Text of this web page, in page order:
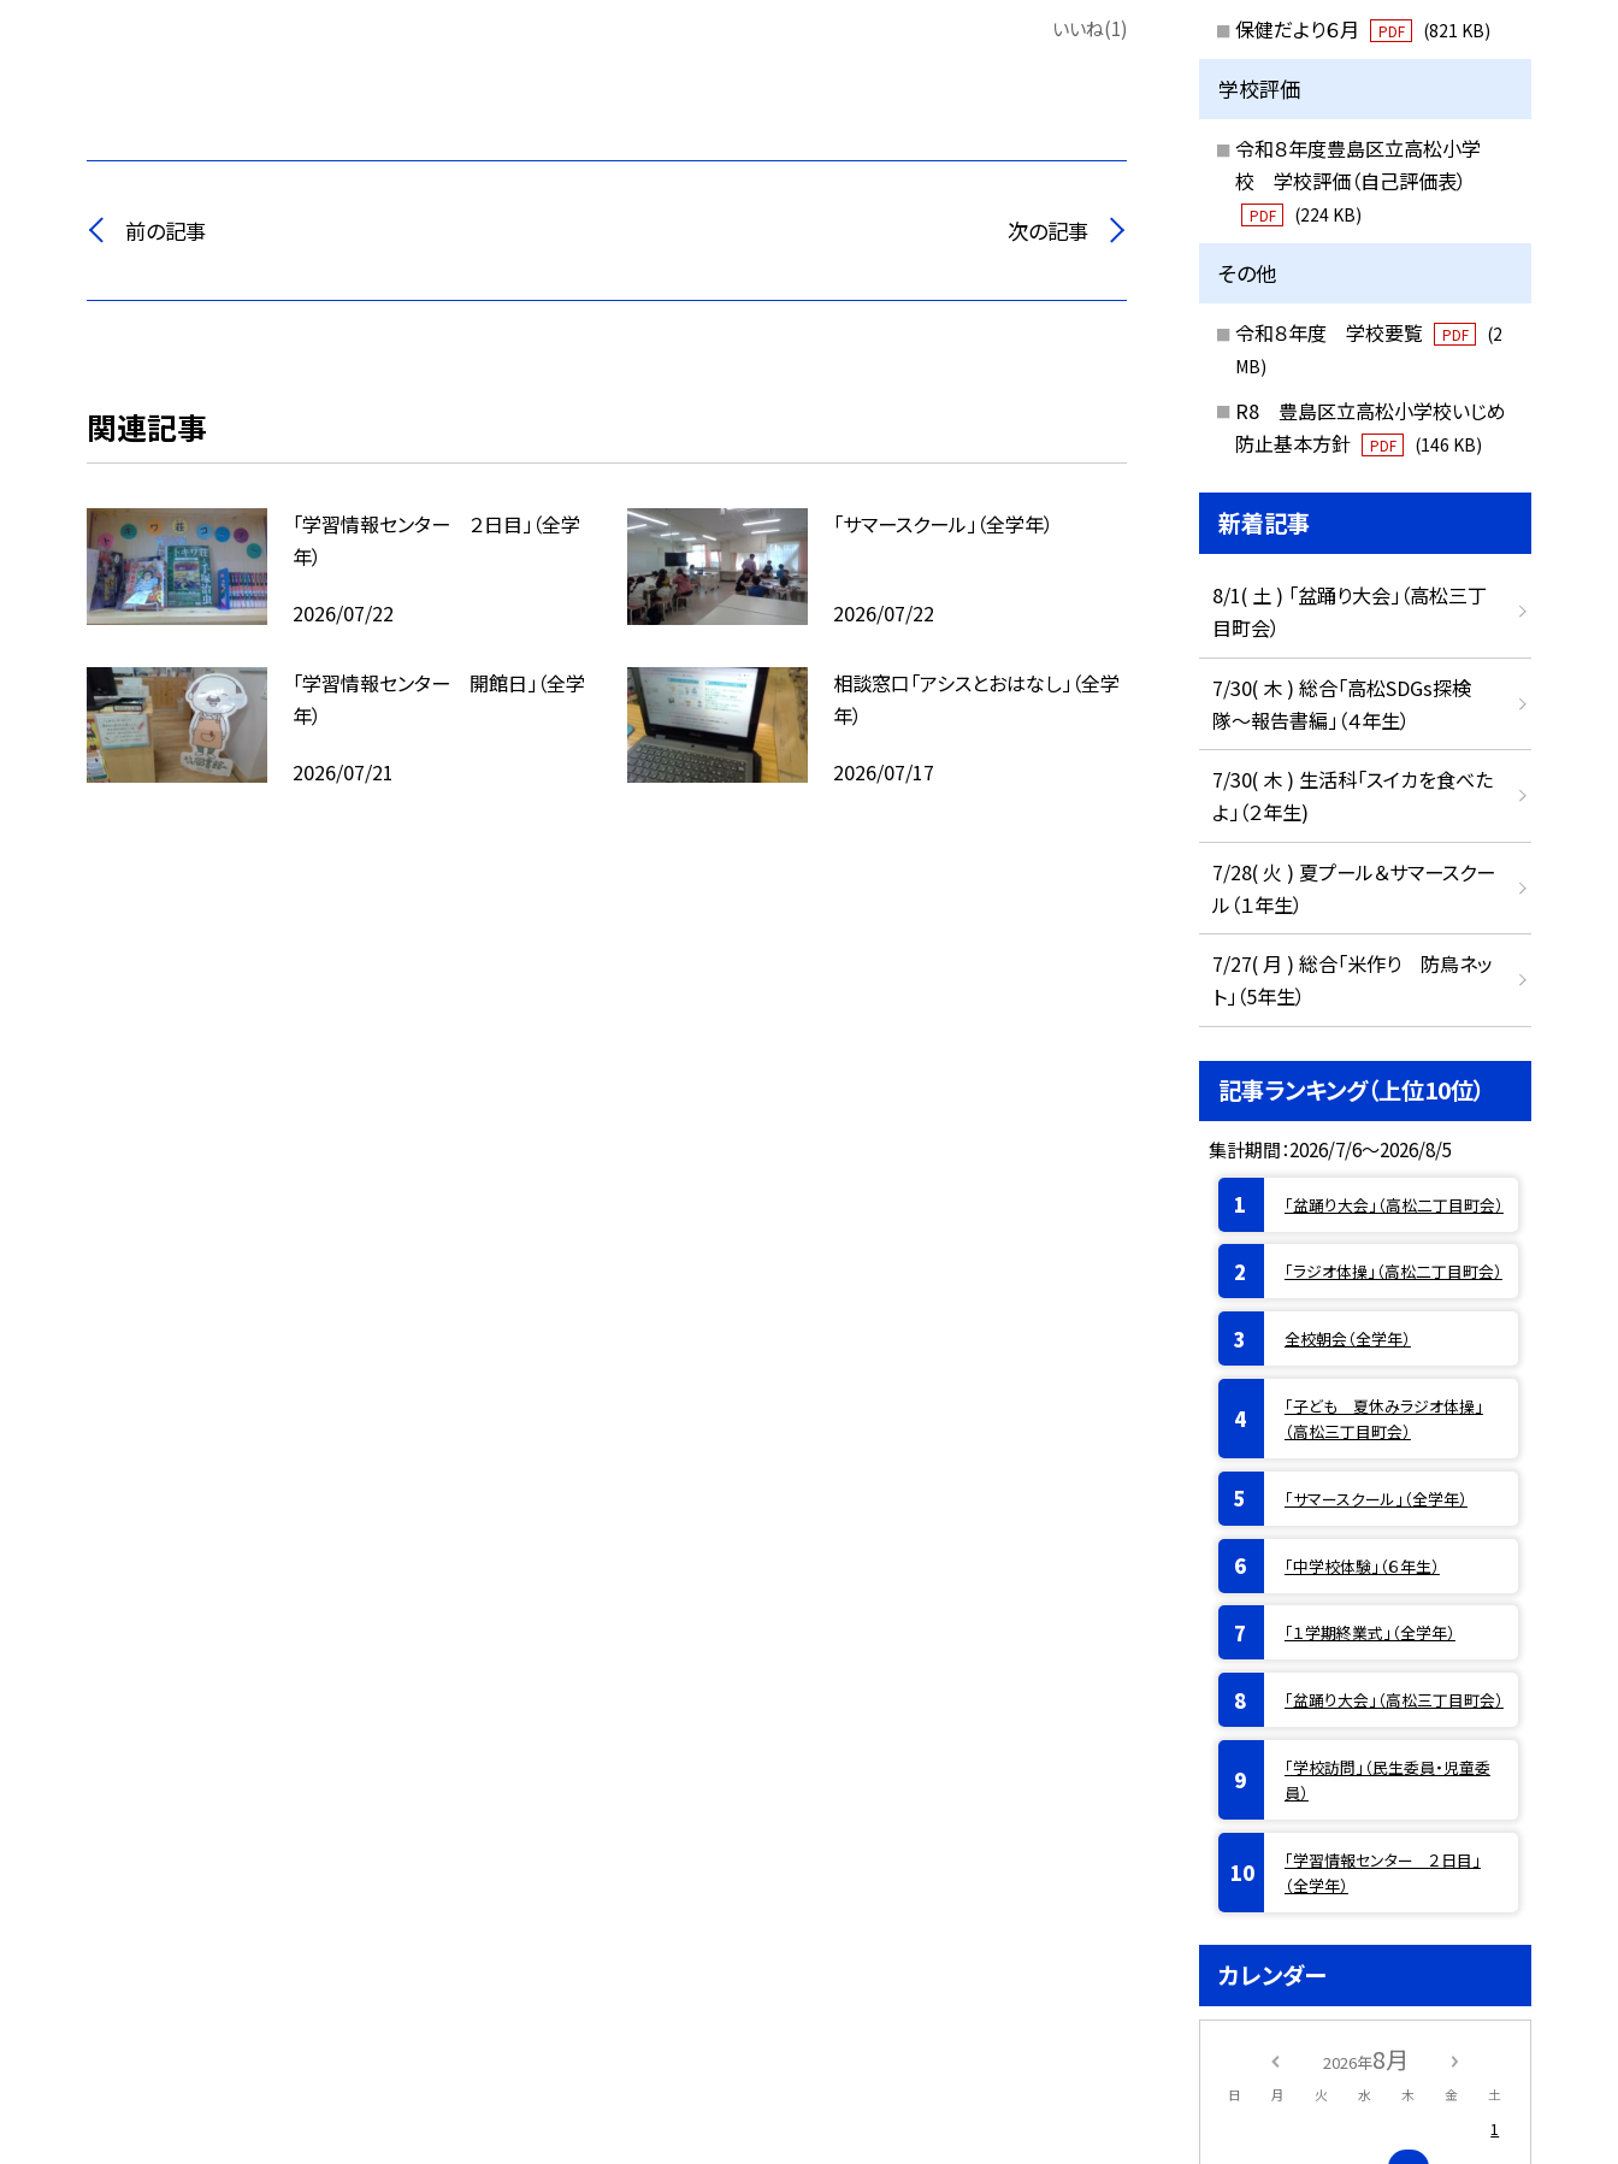
いいね(1)
前の記事 次の記事
関連記事
「学習情報センター ２日目」（全学
年）
2026/07/22
「サマースクール」（全学年）
2026/07/22
「学習情報センター 開館日」（全学
年）
2026/07/21
相談窓口「アシスとおはなし」（全学
年）
2026/07/17
保健だより６月 PDF (821 KB)
学校評価
令和８年度豊島区立高松小学
校 学校評価（自己評価表）
PDF (224 KB)
その他
令和８年度 学校要覧 PDF
(2
MB)
R8 豊島区立高松小学校いじめ
防止基本方針
PDF (146 KB)
新着記事
8/1( 土 ) 「盆踊り大会」（高松三丁
目町会）
7/30( 木 ) 総合「高松SDGs探検
隊〜報告書編」（４年生）
7/30( 木 ) 生活科「スイカを食べた
よ」（２年生)
7/28( 火 ) 夏プール＆サマースクー
ル（１年生）
7/27( 月 ) 総合「米作り 防鳥ネッ
ト」（5年生）
記事ランキング（上位10位）
集計期間：2026/7/6～2026/8/5
「盆踊り大会」（高松二丁目町会）
「ラジオ体操」（高松二丁目町会）
全校朝会（全学年）
「子ども 夏休みラジオ体操」
（高松三丁目町会）
「サマースクール」（全学年）
「中学校体験」（６年生）
「１学期終業式」（全学年）
「盆踊り大会」（高松三丁目町会）
「学校訪問」（民生委員・児童委
員）
「学習情報センター ２日目」
（全学年）
カレンダー
2026年8月
日 月 火 水 木 金 土
1